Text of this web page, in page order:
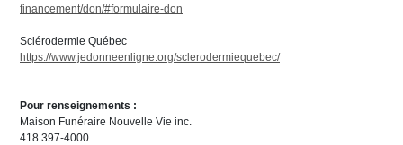
financement/don/#formulaire-don
Sclérodermie Québec
https://www.jedonneenligne.org/sclerodermiequebec/
Pour renseignements :
Maison Funéraire Nouvelle Vie inc.
418 397-4000